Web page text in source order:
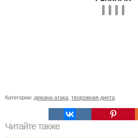
Категории: дюкана атака творожная диета
Читайте также